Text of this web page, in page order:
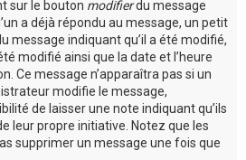
sur le bouton modifierdu message
a déjà répondu au message, un petit
message indiquant qu’il a été modifié,
modifié ainsi que la date et l’heure
Ce message n’apparaîtra pas si un
modifie le message,
de laisser une note indiquant qu’ils
leur propre initiative. Notez que les
supprimer un message une fois que